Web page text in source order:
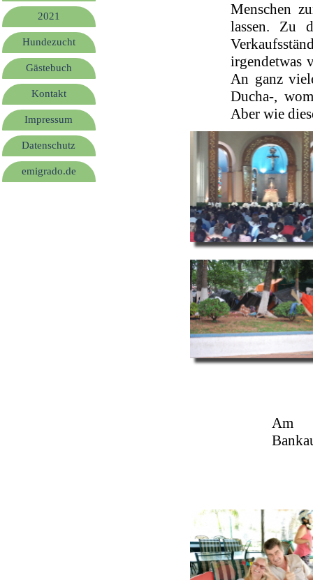
2021
Hundezucht
Gästebuch
Kontakt
Impressum
Datenschutz
emigrado.de
Menschen
lassen. Zu
irgendetwas
An ganz
Ducha-,
Aber wie
Am